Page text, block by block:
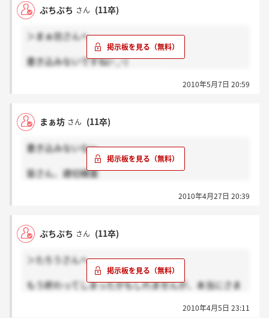
ぷちぷち さん (11卒)
＞まぁ坊さんへ
書き込みないですね(~_~)
2010年5月7日 20:59
まぁ坊 さん (11卒)
書き込みないな～
皆さん、適切検査
いないみたいですね(T_T)
おっしゃっていました。
自分を信じて
2010年4月27日 20:39
ぷちぷち さん (11卒)
＞たろうさんへ
もう終わってしまったかもしれませんが、本当にさま
えてきてない方もいました!!これはビックリしたんで
2010年4月5日 23:11